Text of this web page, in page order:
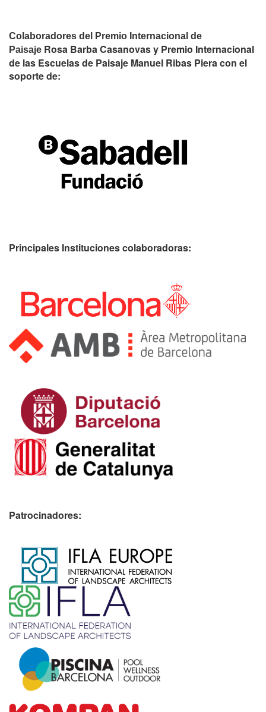
Colaboradores del Premio Internacional de
Paisaje Rosa Barba Casanovas y Premio Internacional
de las Escuelas de Paisaje Manuel Ribas Piera con el
soporte de:
Principales Instituciones colaboradoras:
Patrocinadores: